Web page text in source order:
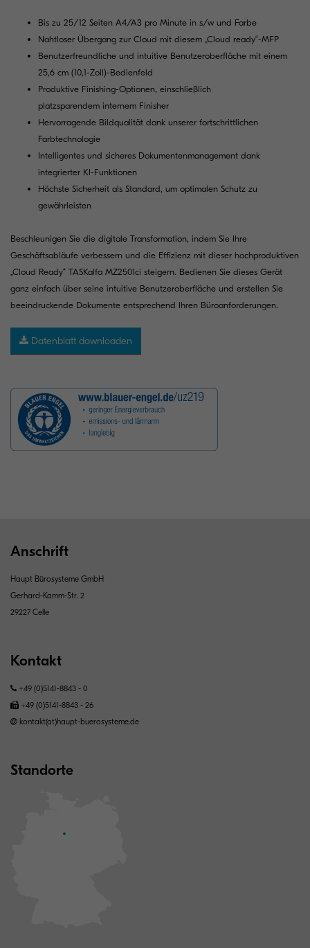
Bis zu 25/12 Seiten A4/A3 pro Minute in s/w und Farbe
Nahtloser Übergang zur Cloud mit diesem „Cloud ready“-MFP
Benutzerfreundliche und intuitive Benutzeroberfläche mit einem
25,6 cm (10,1-Zoll)-Bedienfeld
Produktive Finishing-Optionen, einschließlich
platzsparendem internem Finisher
Hervorragende Bildqualität dank unserer fortschrittlichen
Farbtechnologie
Intelligentes und sicheres Dokumentenmanagement dank
integrierter KI-Funktionen
Höchste Sicherheit als Standard, um optimalen Schutz zu
gewährleisten
Beschleunigen Sie die digitale Transformation, indem Sie Ihre
Geschäftsabläufe verbessern und die Effizienz mit dieser hochproduktiven
„Cloud Ready“ TASKalfa MZ2501ci steigern. Bedienen Sie dieses Gerät
ganz einfach über seine intuitive Benutzeroberfläche und erstellen Sie
beeindruckende Dokumente entsprechend Ihren Büroanforderungen.
Datenblatt downloaden
Anschrift
Haupt Bürosysteme GmbH
Gerhard-Kamm-Str. 2
29227 Celle
Kontakt
+49 (0)5141-8843 - 0
+49 (0)5141-8843 - 26
kontakt(at)haupt-buerosysteme.de
Standorte